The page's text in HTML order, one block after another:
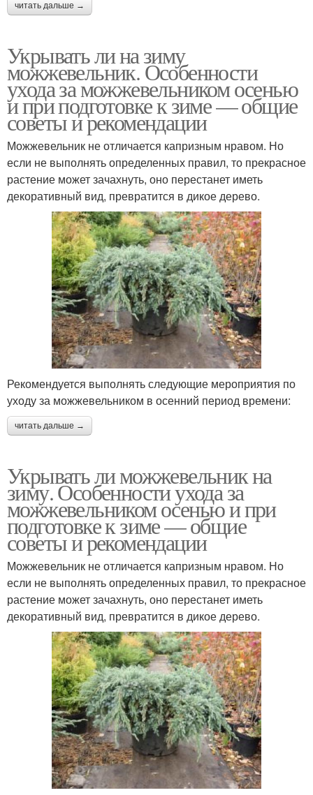
читать дальше →
Укрывать ли на зиму
можжевельник. Особенности
ухода за можжевельником осенью
и при подготовке к зиме — общие
советы и рекомендации
Можжевельник не отличается капризным нравом. Но
если не выполнять определенных правил, то прекрасное
растение может зачахнуть, оно перестанет иметь
декоративный вид, превратится в дикое дерево.
Рекомендуется выполнять следующие мероприятия по
уходу за можжевельником в осенний период времени:
читать дальше →
Укрывать ли можжевельник на
зиму. Особенности ухода за
можжевельником осенью и при
подготовке к зиме — общие
советы и рекомендации
Можжевельник не отличается капризным нравом. Но
если не выполнять определенных правил, то прекрасное
растение может зачахнуть, оно перестанет иметь
декоративный вид, превратится в дикое дерево.